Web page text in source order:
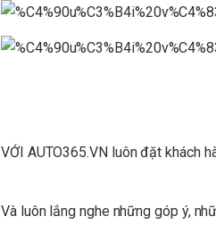
VỚI AUTO365.VN luôn đặt khách
Và luôn lắng nghe những góp ý,